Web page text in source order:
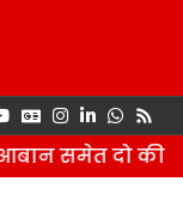
समेत दो की मौत,